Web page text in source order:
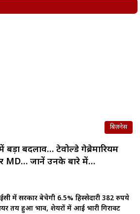
बिज़नेस
में बड़ा बदलाव… टेवोल्डे गेब्रेमारियम
MD… जानें उनके बारे में…
में सरकार बेचेगी 6.5% हिस्सेदारी 382 रुपये
तय हुआ भाव, शेयरों में आई भारी गिरावट